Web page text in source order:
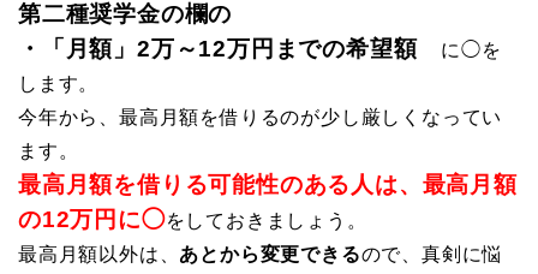
第二種奨学金の欄の
・「月額」2万～12万円までの希望額
に◯を
します。
今年から、最高月額を借りるのが少し厳しくなってい
ます。
最高月額を借りる可能性のある人は、最高月額
の12万円に◯をしておきましょう。
最高月額以外は、 あとから変更できるので、真剣に悩